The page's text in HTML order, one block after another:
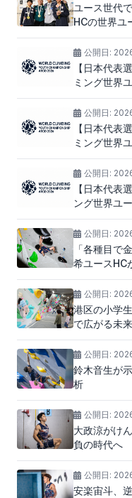
ユース世代
HCの世界ユ
公開日:
【日本代表
ミング世界
公開日:
【日本代表
ミング世界
公開日:
【日本代表
ング世界ユ
公開日:
「各種目で
希ユースHC
公開日:
港区の小学
で広がる未
公開日:
鈴木音生が
析
公開日:
大政涼がけ
負の時代へ
公開日:
安楽宙斗、